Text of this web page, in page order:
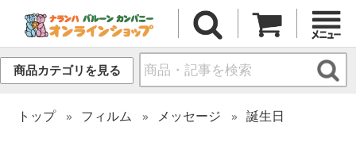
商品カテゴリを見る
トップ フィルム メッセージ 誕生日